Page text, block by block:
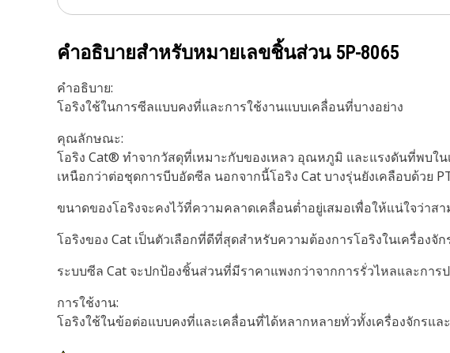
คำอธิบายสำหรับหมายเลขชิ้นส่วน 5P-8065
คำอธิบาย:
โอริงใช้ในการซีลแบบคงที่และการใช้งานแบบเคลื่อนที่บางอย่าง
คุณลักษณะ:
โอริง Cat® ทำจากวัสดุที่เหมาะกับของเหลว อุณหภูมิ และแรงดันที่พบใ
เหนือกว่าต่อชุดการบีบอัดซีล นอกจากนี้โอริง Cat บางรุ่นยังเคลือบด้วย
ขนาดของโอริงจะคงไว้ที่ความคลาดเคลื่อนต่ำอยู่เสมอเพื่อให้แน่ใจว่า
โอริงของ Cat เป็นตัวเลือกที่ดีที่สุดสำหรับความต้องการโอริงในเครื่อ
ระบบซีล Cat จะปกป้องชิ้นส่วนที่มีราคาแพงกว่าจากการรั่วไหลและกา
การใช้งาน:
โอริงใช้ในข้อต่อแบบคงที่และเคลื่อนที่ได้หลากหลายทั่วทั้งเครื่องจักรแล